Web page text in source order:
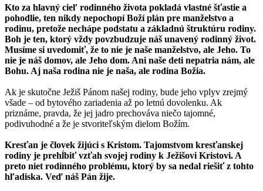
Kto za hlavný cieľ rodinného života pokladá vlastné šťastie a
pohodlie, ten nikdy nepochopí Boží plán pre manželstvo a
rodinu, pretože nechápe podstatu a základnú štruktúru rodiny.
Boh je ten, ktorý vždy povzbudzuje náš unavený rodinný život.
Musíme si uvedomiť, že to nie je naše manželstvo, ale Jeho. To
nie je náš domov, ale Jeho dom. Ani naše deti nepatria nám, ale
Bohu. Aj naša rodina nie je naša, ale rodina Božia.
Ak je skutočne Ježiš Pánom našej rodiny, bude jeho vplyv zrejmý
všade – od bytového zariadenia až po letnú dovolenku. Ak
priznáme, pravda, že jej jadro prechováva niečo tajomné,
podivuhodné a že je stvoriteľským dielom Božím.
Kresťan je človek žijúci s Kristom. Tajomstvom kresťanskej
rodiny je prehĺbiť vzťah svojej rodiny k Ježišovi Kristovi. A
preto niet rodinného problému, ktorý by sa nedal riešiť z tohto
hľadiska. Veď náš Pán žije.